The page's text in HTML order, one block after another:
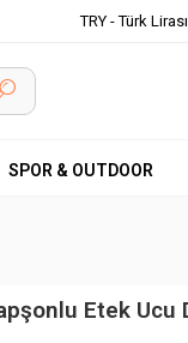
TRY - Türk Lirası
SPOR & OUTDOOR
Etek